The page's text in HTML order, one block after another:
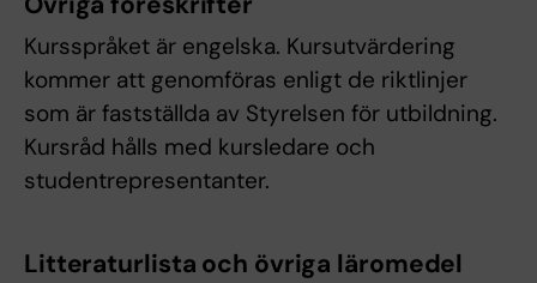
Kursspråket är engelska. Kursutvärdering
kommer att genomföras enligt de riktlinjer
som är fastställda av Styrelsen för utbildning.
Kursråd hålls med kursledare och
studentrepresentanter.
Litteraturlista och övriga läromedel